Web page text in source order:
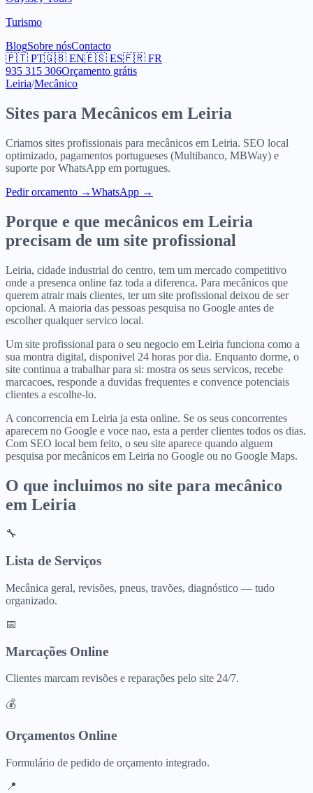
Turismo
BlogSobre nósContacto
🇵🇹 PT🇬🇧 EN🇪🇸 ES🇫🇷 FR
935 315 306Orçamento grátis
Leiria/Mecânico
Sites para Mecânicos em Leiria
Criamos sites profissionais para mecânicos em Leiria. SEO local
optimizado, pagamentos portugueses (Multibanco, MBWay) e
suporte por WhatsApp em portugues.
Pedir orcamento →WhatsApp →
Porque e que mecânicos em Leiria
precisam de um site profissional
Leiria, cidade industrial do centro, tem um mercado competitivo
onde a presenca online faz toda a diferenca. Para mecânicos que
querem atrair mais clientes, ter um site profissional deixou de ser
opcional. A maioria das pessoas pesquisa no Google antes de
escolher qualquer servico local.
Um site profissional para o seu negocio em Leiria funciona como a
sua montra digital, disponivel 24 horas por dia. Enquanto dorme, o
site continua a trabalhar para si: mostra os seus servicos, recebe
marcacoes, responde a duvidas frequentes e convence potenciais
clientes a escolhe-lo.
A concorrencia em Leiria ja esta online. Se os seus concorrentes
aparecem no Google e voce nao, esta a perder clientes todos os dias.
Com SEO local bem feito, o seu site aparece quando alguem
pesquisa por mecânicos em Leiria no Google ou no Google Maps.
O que incluimos no site para mecânico
em Leiria
🔧
Lista de Serviços
Mecânica geral, revisões, pneus, travões, diagnóstico — tudo
organizado.
📅
Marcações Online
Clientes marcam revisões e reparações pelo site 24/7.
💰
Orçamentos Online
Formulário de pedido de orçamento integrado.
📍